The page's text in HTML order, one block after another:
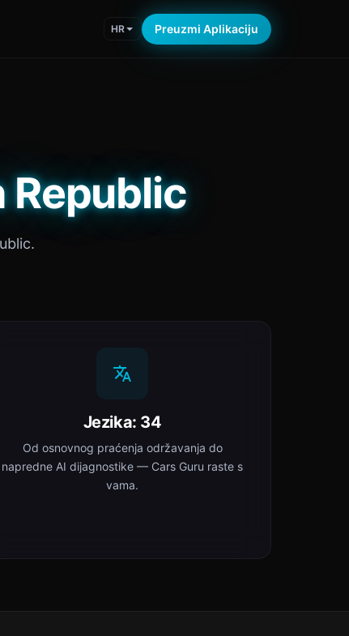
HR Preuzmi Aplikaciju
Republic
Jezika: 34
Od osnovnog praćenja održavanja do
napredne AI dijagnostike — Cars Guru raste s
vama.